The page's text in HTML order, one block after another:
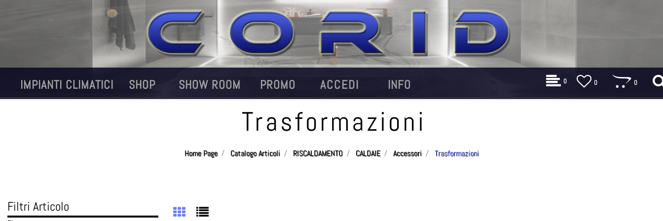
IMPIANTI CLIMATICI SHOP SHOW ROOM PROMO ACCEDI INFO 0 0 0
Trasformazioni
Home Page Catalogo Articoli RISCALDAMENTO CALDAIE Accessori Trasformazioni
Filtri Articolo